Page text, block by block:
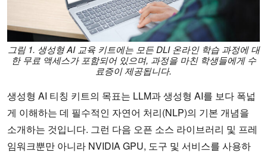
그림 1. 생성형 AI 교육 키트에는 모든 DLI 온라인 학습 과정에 대
한 무료 액세스가 포함되어 있으며, 과정을 마친 학생들에게 수
료증이 제공됩니다.
생성형 AI 티칭 키트의 목표는 LLM과 생성형 AI를 보다 폭넓
게 이해하는 데 필수적인 자연어 처리(NLP)의 기본 개념을
소개하는 것입니다. 그런 다음 오픈 소스 라이브러리 및 프레
임워크뿐만 아니라 NVIDIA GPU, 도구 및 서비스를 사용하